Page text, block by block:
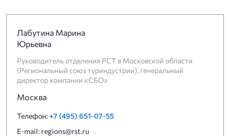
Лабутина Марина
Юрьевна
Руководитель отделения РСТ в Московской области
(Региональный союз туриндустрии), генеральный
директор компании «СБО»
Москва
Телефон:+7 (495) 651-07-55
E-mail: regions@rst.ru